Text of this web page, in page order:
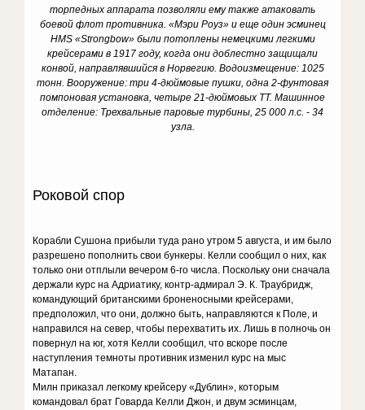
торпедных аппарата позволяли ему также атаковать
боевой флот противника. «Мэри Роуз» и еще один эсминец
HMS «Strongbow» были потоплены немецкими легкими
крейсерами в 1917 году, когда они доблестно защищали
конвой, направлявшийся в Норвегию. Водоизмещение: 1025
тонн. Вооружение: три 4-дюймовые пушки, одна 2-фунтовая
помпоновая установка, четыре 21-дюймовых ТТ. Машинное
отделение: Трехвальные паровые турбины, 25 000 л.с. - 34
узла.
Роковой спор
Корабли Сушона прибыли туда рано утром 5 августа, и им было
разрешено пополнить свои бункеры. Келли сообщил о них, как
только они отплыли вечером 6-го числа. Поскольку они сначала
держали курс на Адриатику, контр-адмирал Э. К. Траубридж,
командующий британскими броненосными крейсерами,
предположил, что они, должно быть, направляются к Поле, и
направился на север, чтобы перехватить их. Лишь в полночь он
повернул на юг, хотя Келли сообщил, что вскоре после
наступления темноты противник изменил курс на мыс
Матапан.
Милн приказал легкому крейсеру «Дублин», которым
командовал брат Говарда Келли Джон, и двум эсминцам,